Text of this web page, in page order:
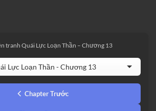
tranh Quái Lực Loạn Thần – Chương 13
Chapter Trước